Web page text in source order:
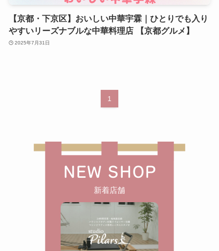
【京都・下京区】おいしい中華宇霖｜ひとりでも入り
やすいリーズナブルな中華料理店 【京都グルメ】
2025年7月31日
1
NEW SHOP
新着店舗